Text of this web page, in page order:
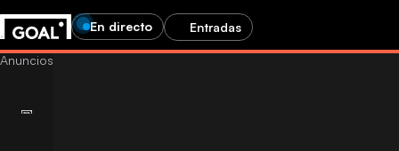
En directo Entradas